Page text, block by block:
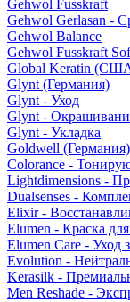
Gehwol Fusskraft
Gehwol Gerlasan -
Gehwol Balance
Gehwol Fusskraft
Global Keratin
Glynt (Германия)
Glynt - Уход
Glynt -
Glynt - Укладка
Goldwell (Германия)
Colorance -
Lightdimensions -
Dualsenses -
Elixir -
Elumen - Краска
Elumen Care - Уход
Evolution -
Kerasilk -
Men Reshade -